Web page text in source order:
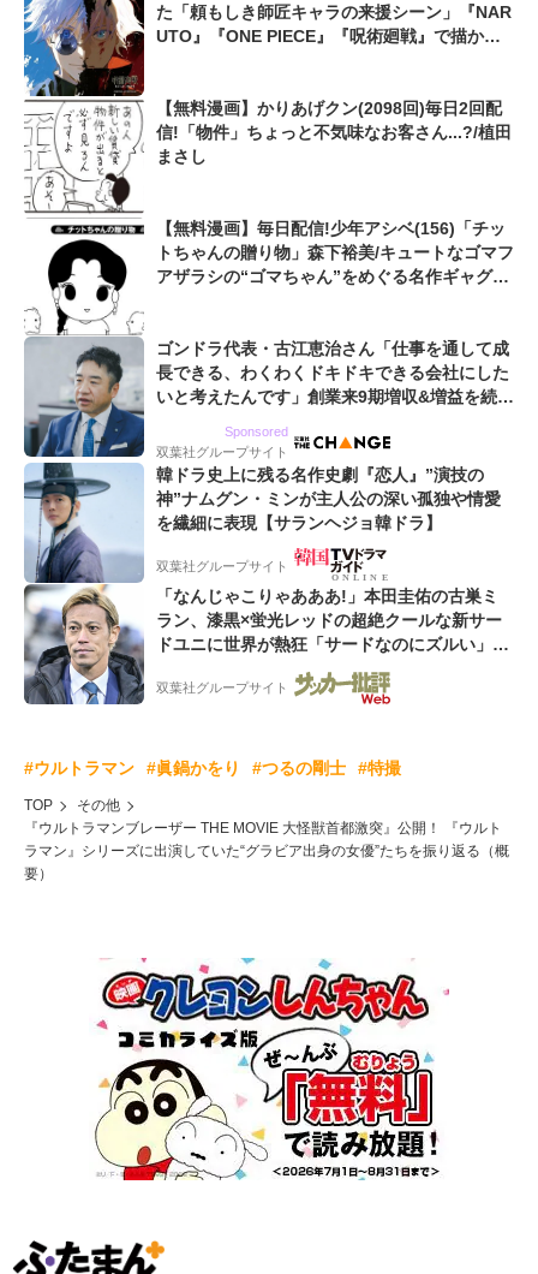
た「頼もしき師匠キャラの来援シーン」『NAR
UTO』『ONE PIECE』『呪術廻戦』で描かれ
【無料漫画】かりあげクン(2098回)毎日2回配
信!「物件」ちょっと不気味なお客さん...?/植田
まさし
【無料漫画】毎日配信!少年アシベ(156)「チッ
トちゃんの贈り物」森下裕美/キュートなゴマフ
アザラシの“ゴマちゃん”をめぐる名作ギャグ4
ゴンドラ代表・古江恵治さん「仕事を通して成
長できる、わくわくドキドキできる会社にした
いと考えたんです」創業来9期増収&増益を続け
Sponsored
双葉社グループサイト
韓ドラ史上に残る名作史劇『恋人』”演技の
神”ナムグン・ミンが主人公の深い孤独や情愛
を繊細に表現【サランヘジョ韓ドラ】
双葉社グループサイト
「なんじゃこりゃあああ!」本田圭佑の古巣ミ
ラン、漆黒×蛍光レッドの超絶クールな新サー
ドユニに世界が熱狂「サードなのにズルい」
「こりゃかっけえわ」
双葉社グループサイト
#ウルトラマン #眞鍋かをり #つるの剛士 #特撮
TOP
その他
『ウルトラマンブレーザー THE MOVIE 大怪獣首都激突』公開！ 『ウルト
ラマン』シリーズに出演していた“グラビア出身の女優”たちを振り返る（概
要）